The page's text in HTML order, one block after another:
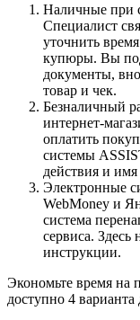
Наличные при
Специалист
уточнить
купюры. Вы
документы,
товар и чек.
Безналичный
интернет-
оплатить
системы
действия и имя
Электронные
WebMoney и
система
сервиса.
инструкции.
Экономьте время на
доступно 4 варианта